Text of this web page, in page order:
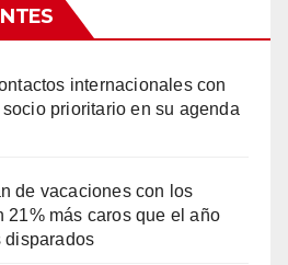
internacionales con
prioritario en su agenda
de vacaciones con los
21% más caros que el año
disparados